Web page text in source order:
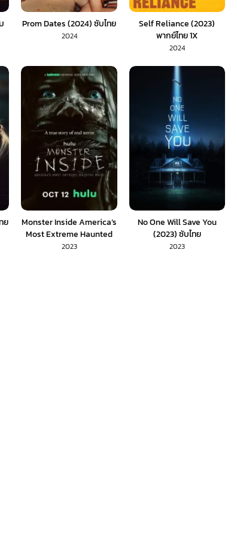
Prom Dates (2024) ซับไทย
2024
Self Reliance (2023)
พากย์ไทย 1X
2024
ย
Monster Inside America’s
Most Extreme Haunted
House (2023) ซับไทย
2023
No One Will Save You
(2023) ซับไทย
2023